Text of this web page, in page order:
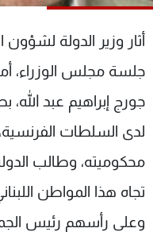
أثار وزير الدولة لشؤون
جلسة مجلس الوزراء،
جورج إبراهيم عبد الله،
لدى السلطات
محكوميته، وطالب
تجاه هذا المواطن
وعلى رأسهم رئيس
الترددات
الإنـتـاج
لاعلاناتكم